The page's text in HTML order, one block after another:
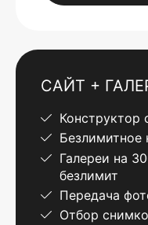
САЙТ +
Конструктор
Безлимитное
Галереи на
безлимит
Передача
Отбор